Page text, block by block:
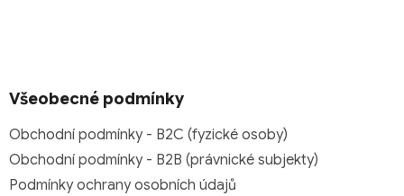
Všeobecné podmínky
Obchodní podmínky - B2C (fyzické osoby)
Obchodní podmínky - B2B (právnické subjekty)
Podmínky ochrany osobních údajů